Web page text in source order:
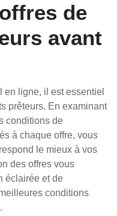
de
avant
ligne, il est essentiel
prêteurs. En examinant
conditions de
à chaque offre, vous
le mieux à vos
des offres vous
éclairée et de
conditions